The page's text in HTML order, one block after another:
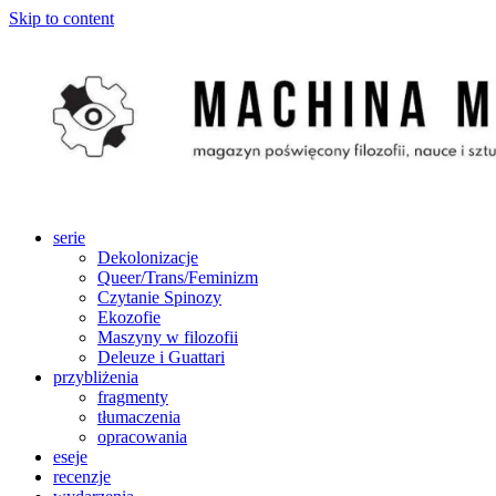
Skip to content
serie
Dekolonizacje
Queer/Trans/Feminizm
Czytanie Spinozy
Ekozofie
Maszyny w filozofii
Deleuze i Guattari
przybliżenia
fragmenty
tłumaczenia
opracowania
eseje
recenzje